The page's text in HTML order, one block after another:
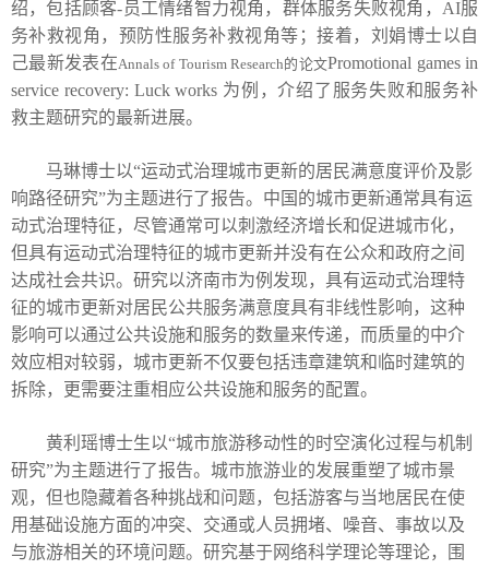
绍，包括顾客-员工情绪智力视角，群体服务失败视角， AI服
务补救视角，预防性服务补救视角等；接着，刘娟博士以自
己最新发表在Annals of Tourism Research的论文Promotional games in
service recovery: Luck works 为例，介绍了服务失败和服务补
救主题研究的最新进展。
马琳博士以“运动式治理城市更新的居民满意度评价及影
响路径研究”为主题进行了报告。 中国的城市更新通常具有运
动式治理特征，尽管通常可以刺激经济增长和促进城市化，
但具有运动式治理特征的城市更新并没有在公众和政府之间
达成社会共识。研究以济南市为例发现，具有运动式治理特
征的城市更新对居民公共服务满意度具有非线性影响，这种
影响可以通过公共设施和服务的数量来传递，而质量的中介
效应相对较弱，城市更新不仅要包括违章建筑和临时建筑的
拆除，更需要注重相应公共设施和服务的配置。
黄利瑶博士生以“城市旅游移动性的时空演化过程与机制
研究”为主题进行了报告。 城市旅游业的发展重塑了城市景
观，但也隐藏着各种挑战和问题，包括游客与当地居民在使
用基础设施方面的冲突、交通或人员拥堵、噪音、事故以及
与旅游相关的环境问题。研究基于网络科学理论等理论，围